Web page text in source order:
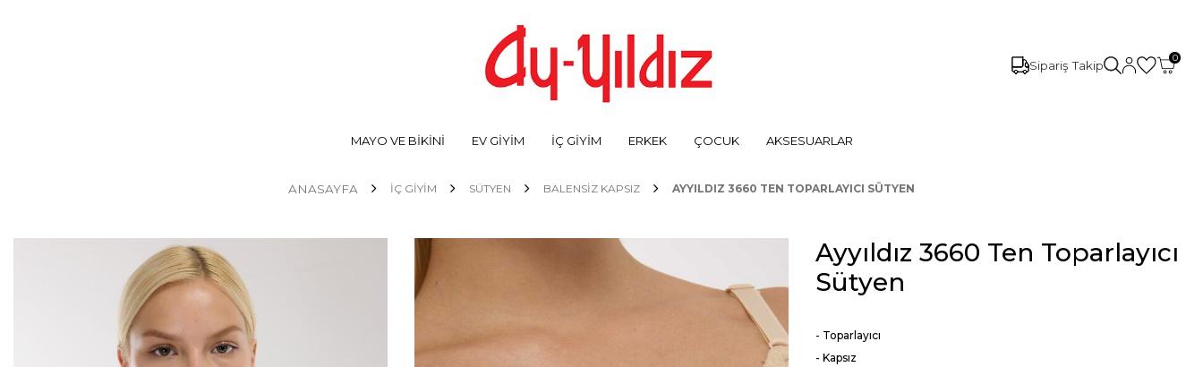
Sipariş Takip
0
MAYO VE BİKİNİ EV GİYİM İÇ GİYİM ERKEK ÇOCUK AKSESUARLAR
ANASAYFA İÇ GİYİM SÜTYEN BALENSIZ KAPSIZ AYYILDIZ 3660 TEN TOPARLAYICI SÜTYEN
Ayyıldız 3660 Ten Toparlayıcı
Sütyen
- Toparlayıcı
- Kapsız